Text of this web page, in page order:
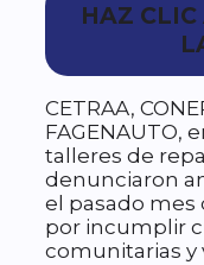
HAZ
CETRAA,
FAGENAUTO,
talleres de
denunciaron
el pasado mes
por incumplir
comunitarias y